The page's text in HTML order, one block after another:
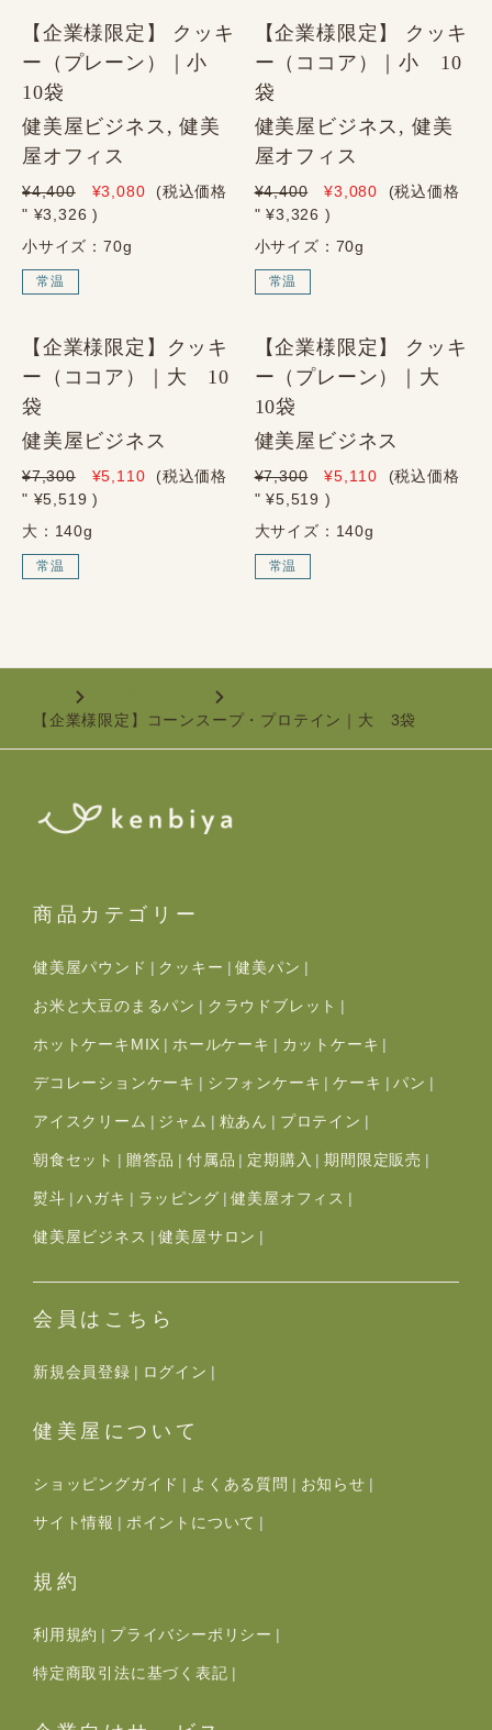
【企業様限定】 クッキ
ー（プレーン）｜小
10袋
健美屋ビジネス, 健美
屋オフィス
¥4,400 ¥3,080
(税込価格
" ¥3,326 )
小サイズ：70g
常温
【企業様限定】 クッキ
ー（ココア）｜小 10
袋
健美屋ビジネス, 健美
屋オフィス
¥4,400 ¥3,080
(税込価格
" ¥3,326 )
小サイズ：70g
常温
【企業様限定】クッキ
ー（ココア）｜大 10
袋
健美屋ビジネス
¥7,300 ¥5,110
(税込価格
" ¥5,519 )
大：140g
常温
【企業様限定】 クッキ
ー（プレーン）｜大
10袋
健美屋ビジネス
¥7,300 ¥5,110
(税込価格
" ¥5,519 )
大サイズ：140g
常温
【企業様限定】コーンスープ・プロテイン｜大 3袋
商品カテゴリー
健美屋パウンド クッキー 健美パン
お米と大豆のまるパン クラウドブレット
ホットケーキMIX ホールケーキ カットケーキ
デコレーションケーキ シフォンケーキ ケーキ パン
アイスクリーム ジャム 粒あん プロテイン
朝食セット 贈答品 付属品 定期購入 期間限定販売
熨斗 ハガキ ラッピング 健美屋オフィス
健美屋ビジネス 健美屋サロン
会員はこちら
新規会員登録 ログイン
健美屋について
ショッピングガイド よくある質問 お知らせ
サイト情報 ポイントについて
規約
利用規約 プライバシーポリシー
特定商取引法に基づく表記